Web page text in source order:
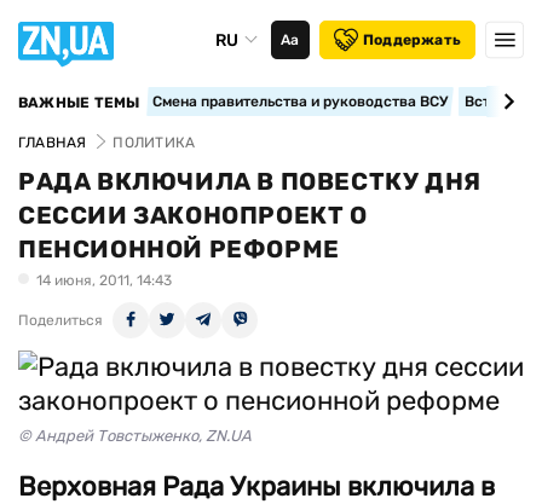
RU Аа Поддержать
ВАЖНЫЕ ТЕМЫ Смена правительства и руководства ВСУ
ГЛАВНАЯ ПОЛИТИКА
РАДА ВКЛЮЧИЛА В ПОВЕСТКУ ДНЯ
СЕССИИ ЗАКОНОПРОЕКТ О
ПЕНСИОННОЙ РЕФОРМЕ
14 июня, 2011, 14:43
Поделиться
© Андрей Товстыженко, ZN.UA
Верховная Рада Украины включила в